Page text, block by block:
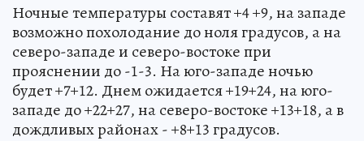
Ночные температуры составят +4 +9, на западе
возможно похолодание до ноля градусов, а на
северо-западе и северо-востоке при
прояснении до -1-3. На юго-западе ночью
будет +7+12. Днем ожидается +19+24, на юго-
западе до +22+27, на северо-востоке +13+18, а в
дождливых районах - +8+13 градусов.